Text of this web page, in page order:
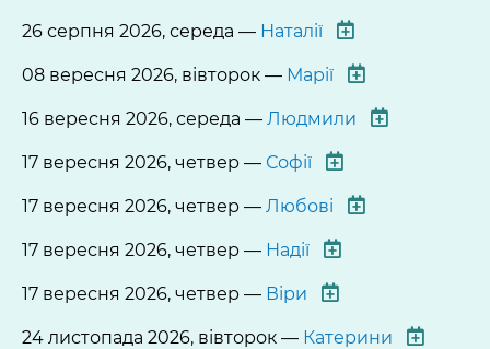
26 серпня 2026, середа — Наталії
08 вересня 2026, вівторок — Марії
16 вересня 2026, середа — Людмили
17 вересня 2026, четвер — Софії
17 вересня 2026, четвер — Любові
17 вересня 2026, четвер — Надії
17 вересня 2026, четвер — Віри
24 листопада 2026, вівторок — Катерини